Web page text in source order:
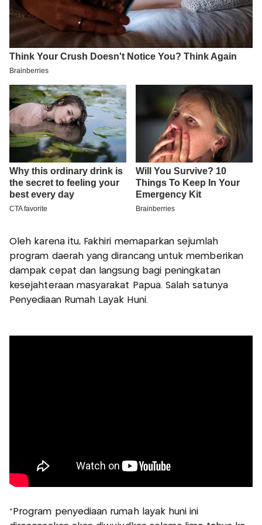
Oleh karena itu, Fakhiri memaparkan sejumlah
program daerah yang dirancang untuk memberikan
dampak cepat dan langsung bagi peningkatan
kesejahteraan masyarakat Papua. Salah satunya
Penyediaan Rumah Layak Huni.
“Program penyediaan rumah layak huni ini